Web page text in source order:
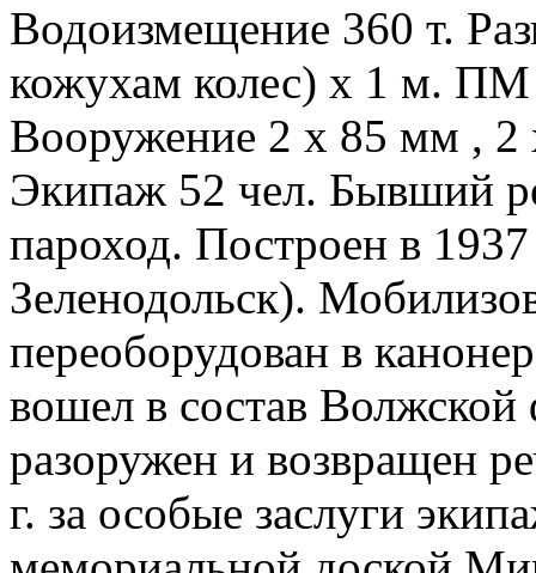
Водоизмещение 360 т.
кожухам колес) х 1 м. ПМ
Вооружение 2 х 85 мм , 2
Экипаж 52 чел. Бывший
пароход. Построен в
Зеленодольск).
переоборудован в
вошел в состав
разоружен и возвращен
г. за особые заслуги